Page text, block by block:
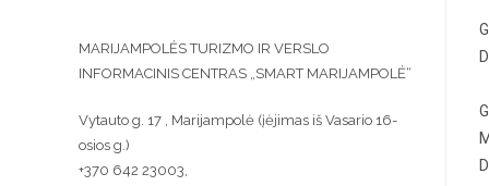
MARIJAMPOLĖS TURIZMO IR VERSLO
INFORMACINIS CENTRAS „SMART MARIJAMPOLĖ“
Vytauto g. 17 , Marijampolė (įėjimas iš Vasario 16-
osios g.)
+370 642 23003,